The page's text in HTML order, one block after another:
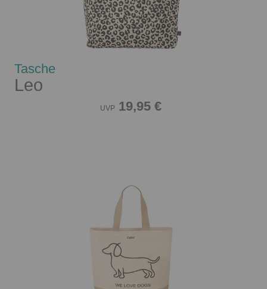
Tasche
Leo
UVP 19,95 €